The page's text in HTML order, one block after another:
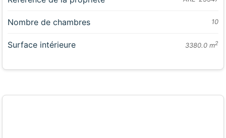
Nombre de chambres 10
Surface intérieure 3380.0 m2